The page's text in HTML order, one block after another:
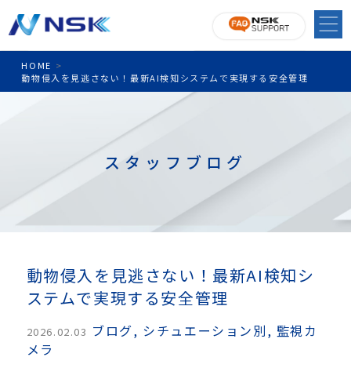
HOME >
動物侵入を見逃さない！最新AI検知システムで実現する安全管理
スタッフブログ
動物侵入を見逃さない！最新AI検知シ
ステムで実現する安全管理
2026.02.03 ブログ, シチュエーション別, 監視カ
メラ